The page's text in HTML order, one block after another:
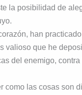
la posibilidad de
han
valioso que he
del enemigo,
como las cosas son